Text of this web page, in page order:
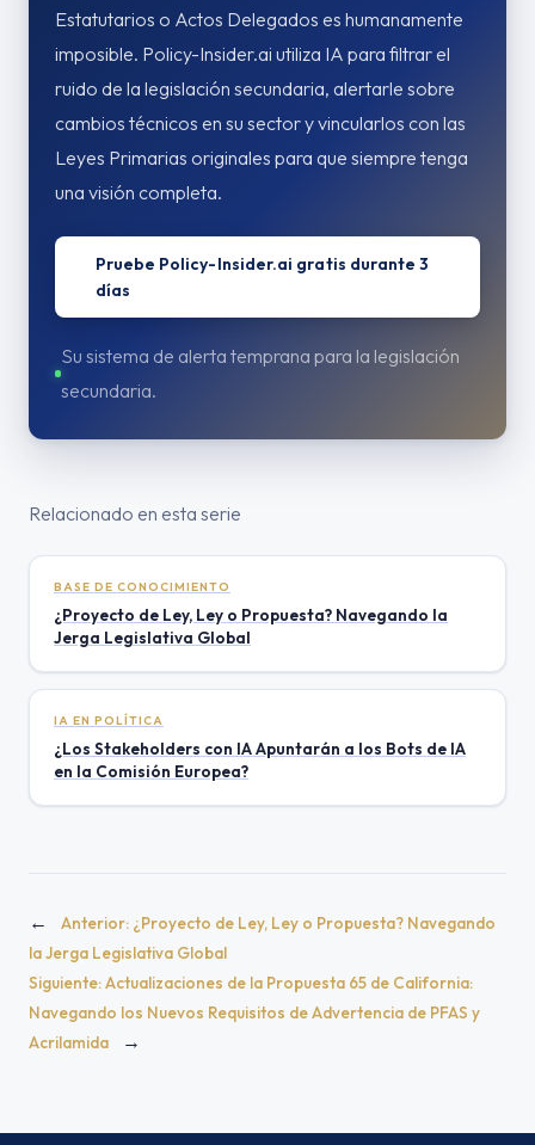
Estatutarios o Actos Delegados es humanamente
imposible. Policy-Insider.ai utiliza IA para filtrar el
ruido de la legislación secundaria, alertarle sobre
cambios técnicos en su sector y vincularlos con las
Leyes Primarias originales para que siempre tenga
una visión completa.
Pruebe Policy-Insider.ai gratis durante 3
días
Su sistema de alerta temprana para la legislación
secundaria.
Relacionado en esta serie
BASE DE CONOCIMIENTO
¿Proyecto de Ley, Ley o Propuesta? Navegando la
Jerga Legislativa Global
IA EN POLÍTICA
¿Los Stakeholders con IA Apuntarán a los Bots de IA
en la Comisión Europea?
← Anterior: ¿Proyecto de Ley, Ley o Propuesta? Navegando
la Jerga Legislativa Global
Siguiente:Actualizaciones de la Propuesta 65 de California:
Navegando los Nuevos Requisitos de Advertencia de PFAS y
Acrilamida
→